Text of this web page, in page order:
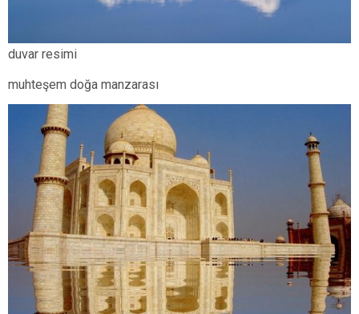
duvar resimi
muhteşem doğa manzarası